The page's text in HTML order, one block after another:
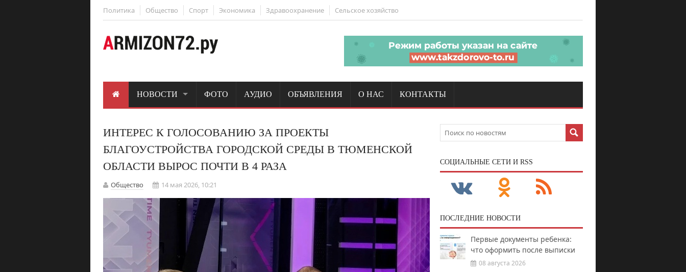
Политика Общество Спорт Экономика Здравоохранение Сельское хозяйство
НОВОСТИ ФОТО АУДИО ОБЪЯВЛЕНИЯ О НАС КОНТАКТЫ
ИНТЕРЕС К ГОЛОСОВАНИЮ ЗА ПРОЕКТЫ
БЛАГОУСТРОЙСТВА ГОРОДСКОЙ СРЕДЫ В ТЮМЕНСКОЙ
ОБЛАСТИ ВЫРОС ПОЧТИ В 4 РАЗА
Общество 14 мая 2026, 10:21
CОЦИАЛЬНЫЕ СЕТИ И RSS
ПОСЛЕДНИЕ НОВОСТИ
Первые документы ребенка:
что оформить после выписки
08 августа 2026